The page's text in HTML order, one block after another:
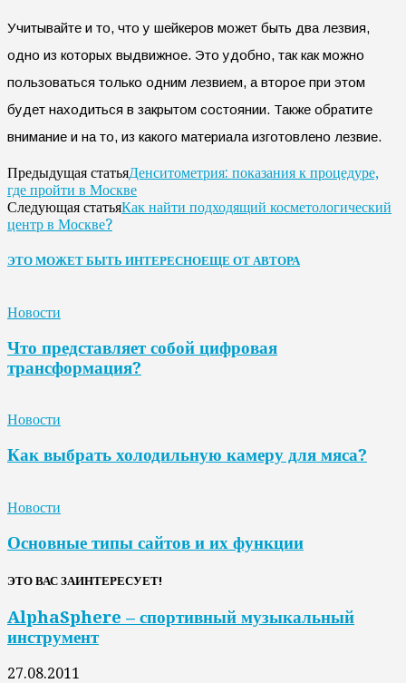
Учитывайте и то, что у шейкеров может быть два лезвия,
одно из которых выдвижное. Это удобно, так как можно
пользоваться только одним лезвием, а второе при этом
будет находиться в закрытом состоянии. Также обратите
внимание и на то, из какого материала изготовлено лезвие.
Предыдущая статьяДенситометрия: показания к процедуре,
где пройти в Москве
Следующая статьяКак найти подходящий косметологический
центр в Москве?
ЭТО МОЖЕТ БЫТЬ ИНТЕРЕСНОЕЩЕ ОТ АВТОРА
Новости
Что представляет собой цифровая
трансформация?
Новости
Как выбрать холодильную камеру для мяса?
Новости
Основные типы сайтов и их функции
ЭТО ВАС ЗАИНТЕРЕСУЕТ!
AlphaSphere – спортивный музыкальный
инструмент
27.08.2011